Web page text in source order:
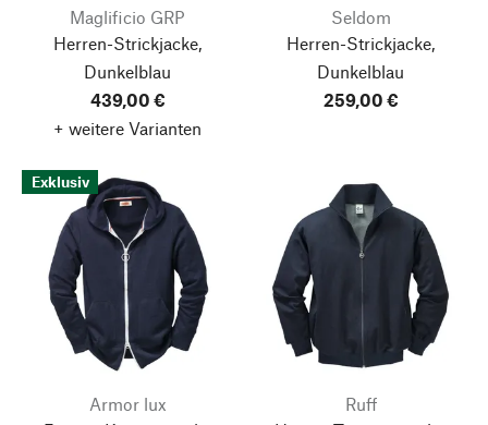
Maglificio GRP
Herren-Strickjacke,
Dunkelblau
439,00 €
+ weitere Varianten
Seldom
Herren-Strickjacke,
Dunkelblau
259,00 €
Exklusiv
Armor lux
Ruff